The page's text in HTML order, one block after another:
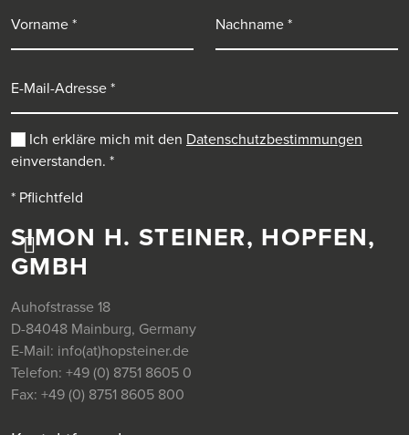
SIMON H. STEINER, HOPFEN,
GMBH
Auhofstrasse 18
D-84048 Mainburg, Germany
E-Mail: info(at)hopsteiner.de
Telefon: +49 (0) 8751 8605 0
Fax: +49 (0) 8751 8605 800
Ich erkläre mich mit den Datenschutzbestimmungen
einverstanden. *
* Pflichtfeld